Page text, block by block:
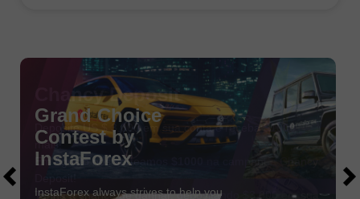
Chancy Deposit
Deposite US $ 3.000 em sua conta e receba$1000
mais!
Em Agosto nós sorteamos
Tenha a chance de ganhar, depositando $3,000 em sua